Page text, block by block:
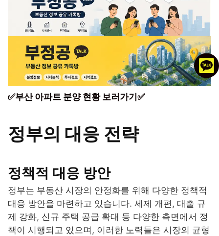
✅부산 아파트 분양 현황 보러가기✅
정부의 대응 전략
정책적 대응 방안
정부는 부동산 시장의 안정화를 위해 다양한 정책적
대응 방안을 마련하고 있습니다. 세제 개편, 대출 규
제 강화, 신규 주택 공급 확대 등 다양한 측면에서 정
책이 시행되고 있으며, 이러한 노력들은 시장의 균형